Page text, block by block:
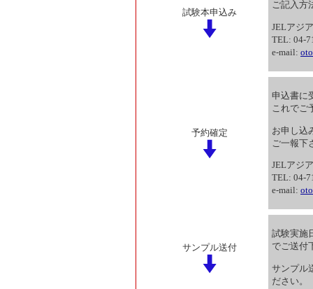
試験本申込み
ご記入方
JELアジ
TEL: 04-
e-mail:
予約確定
申込書に
これでご
お申し込
ご一報下
JELアジ
TEL: 04-
e-mail:
サンプル送付
試験実施
でご送付
サンプル
ださい。